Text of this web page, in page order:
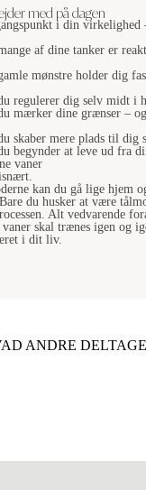
med på dagen
i din virkelighed
af dine tanker er
mønstre holder dig
regulerer dig selv midt i
mærker dine grænser –
skaber mere plads til dig
begynder at leve ud fra
vaner
kan du gå lige hjem
du husker at være
Alt vedvarende
skal trænes igen og
i dit liv.
ANDRE